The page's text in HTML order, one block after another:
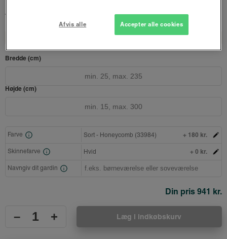
1254 kr.
Læs opmålingsvejledningen
Bredde (cm)
Højde (cm)
Farve Sort - Honeycomb (33984) + 180 kr.
Skinnefarve Hvid + 0 kr.
Navngiv dit gardin
Din pris 941 kr.
– + Læg i indkøbskurv
Afvis alle Accepter alle cookies